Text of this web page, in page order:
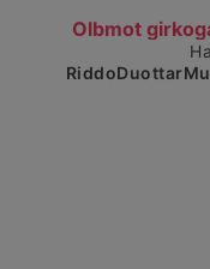
Olbmot